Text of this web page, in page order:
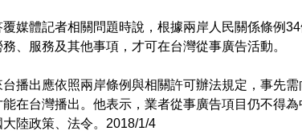
媒體記者相關問題時說，根據兩岸人民關係條例
、服務及其他事項，才可在台灣從事廣告活動。
播出應依照兩岸條例與相關許可辦法規定，事先需
在台灣播出。他表示，業者從事廣告項目仍不得
陸政策、法令。2018/1/4